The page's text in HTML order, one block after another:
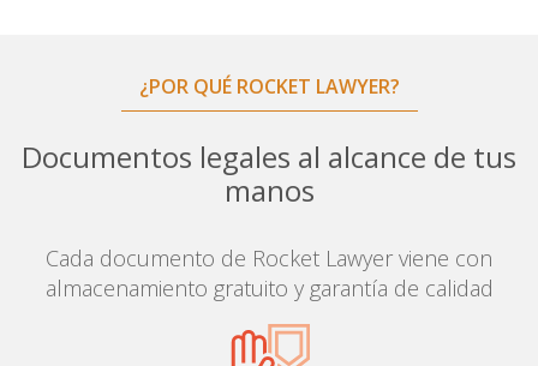
¿POR QUÉ ROCKET LAWYER?
Documentos legales al alcance de tus
manos
Cada documento de Rocket Lawyer viene con
almacenamiento gratuito y garantía de calidad